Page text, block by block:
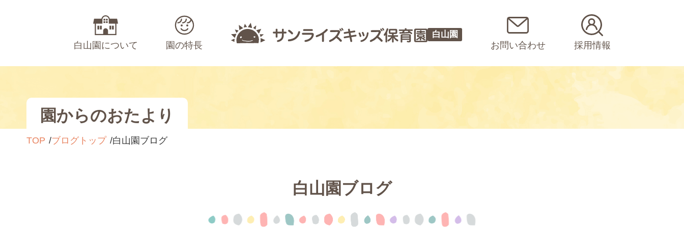
白山園について 園の特長
白山園
お問い合わせ 採用情報
園からのおたより
TOP ブログトップ 白山園ブログ
白山園ブログ